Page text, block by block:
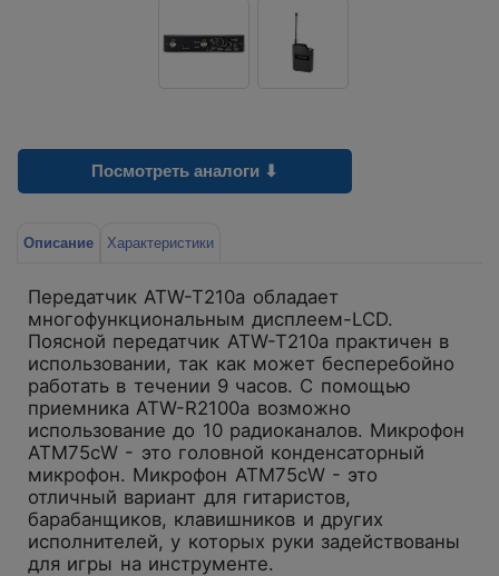
Посмотреть аналоги ⬇
Описание Характеристики
Передатчик ATW-T210a обладает
многофункциональным дисплеем-LCD.
Поясной передатчик ATW-T210a практичен в
использовании, так как может бесперебойно
работать в течении 9 часов. С помощью
приемника ATW-R2100a возможно
использование до 10 радиоканалов. Микрофон
ATМ75cW - это головной конденсаторный
микрофон. Микрофон ATМ75cW - это
отличный вариант для гитаристов,
барабанщиков, клавишников и других
исполнителей, у которых руки задействованы
для игры на инструменте.